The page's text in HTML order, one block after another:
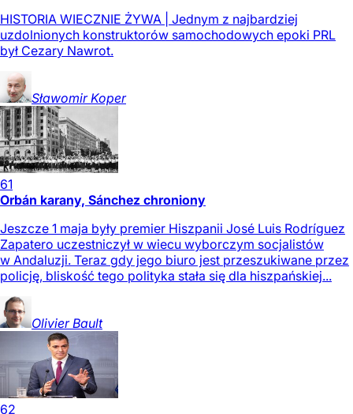
HISTORIA WIECZNIE ŻYWA | Jednym z najbardziej
uzdolnionych konstruktorów samochodowych epoki PRL
był Cezary Nawrot.
Sławomir Koper
61
Orbán karany, Sánchez chroniony
Jeszcze 1 maja były premier Hiszpanii José Luis Rodríguez
Zapatero uczestniczył w wiecu wyborczym socjalistów
w Andaluzji. Teraz gdy jego biuro jest przeszukiwane przez
policję, bliskość tego polityka stała się dla hiszpańskiej...
Olivier Bault
62